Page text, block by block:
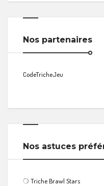
Nos partenaires
CodeTricheJeu
Nos astuces
❍ Triche Brawl Stars